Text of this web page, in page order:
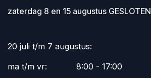
zaterdag 8 en 15 augustus GESLOTEN
20 juli t/m 7 augustus:
ma t/m vr:
​8:00 - 17:00